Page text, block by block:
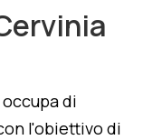
di
l'obiettivo di